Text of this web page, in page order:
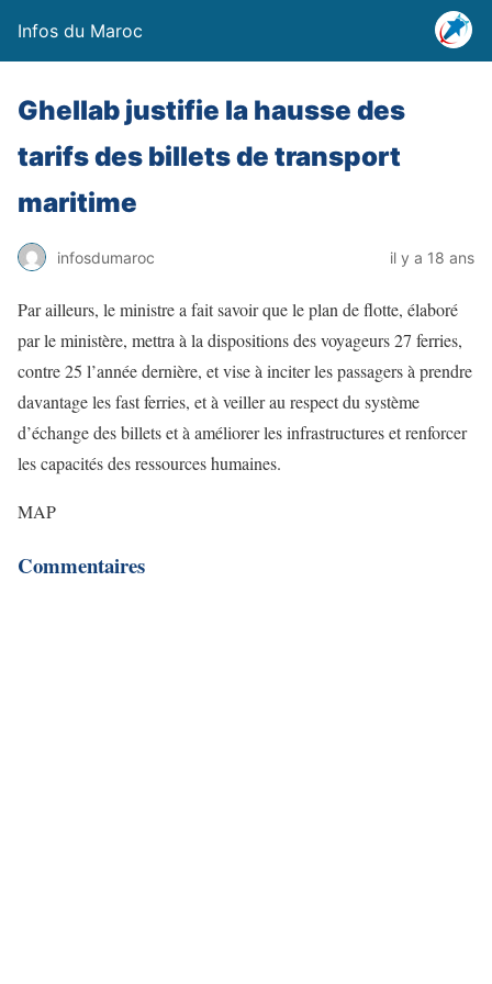
Infos du Maroc
Ghellab justifie la hausse des
tarifs des billets de transport
maritime
infosdumaroc il y a 18 ans
Par ailleurs, le ministre a fait savoir que le plan de flotte, élaboré
par le ministère, mettra à la dispositions des voyageurs 27 ferries,
contre 25 l’année dernière, et vise à inciter les passagers à prendre
davantage les fast ferries, et à veiller au respect du système
d’échange des billets et à améliorer les infrastructures et renforcer
les capacités des ressources humaines.
MAP
Commentaires